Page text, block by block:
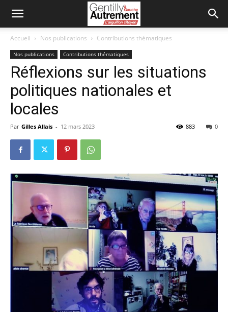
Accueil Nos publications Contributions thématiques
Nos publications Contributions thématiques
Réflexions sur les situations
politiques nationales et
locales
Par Gilles Allais - 12 mars 2023 0
883